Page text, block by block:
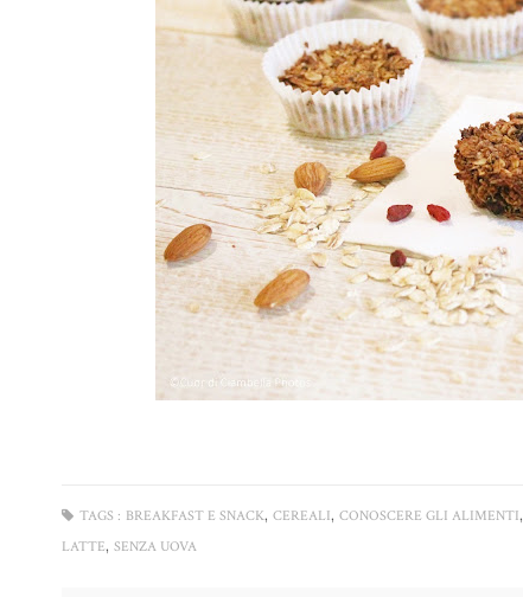
TAGS : BREAKFAST E SNACK, CEREALI, CONOSCERE GLI ALIMENTI,
LATTE, SENZA UOVA